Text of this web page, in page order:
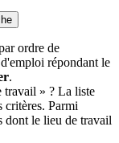
ordre de
répondant le
.
travail » ? La liste
critères. Parmi
dont le lieu de travail